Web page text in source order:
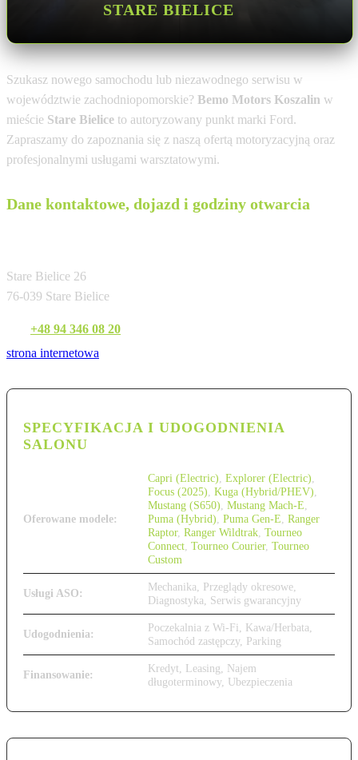
STARE BIELICE
Szukasz nowego samochodu lub niezawodnego serwisu w
województwie zachodniopomorskie? Bemo Motors Koszalin w
mieście Stare Bielice to autoryzowany punkt marki Ford.
Zapraszamy do zapoznania się z naszą ofertą motoryzacyjną oraz
profesjonalnymi usługami warsztatowymi.
Dane kontaktowe, dojazd i godziny otwarcia
Stare Bielice 26
76-039 Stare Bielice
+48 94 346 08 20
strona internetowa
SPECYFIKACJA I UDOGODNIENIA
SALONU
Oferowane modele:
Capri (Electric) Explorer (Electric)
Focus (2025) Kuga (Hybrid/PHEV)
Mustang (S650) Mustang Mach-E
Puma (Hybrid) Puma Gen-E Ranger
Raptor, Ranger Wildtrak Tourneo
Connect Tourneo Courier, Tourneo
Custom
Usługi ASO:
Mechanika, Przeglądy okresowe,
Diagnostyka, Serwis gwarancyjny
Udogodnienia:
Poczekalnia z Wi-Fi, Kawa/Herbata,
Samochód zastępczy, Parking
Finansowanie:
Kredyt, Leasing, Najem
długoterminowy, Ubezpieczenia